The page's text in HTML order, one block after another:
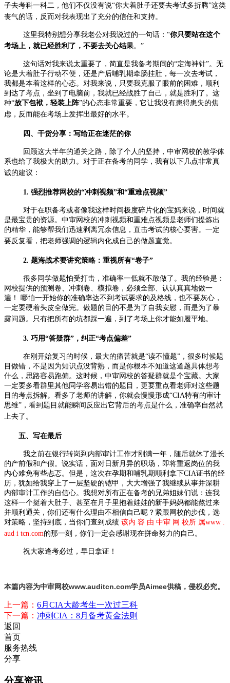
子去考科一科二，他们不仅没有说“你大着肚子还要去考试多折腾”这类
丧气的话，反而对我表现出了充分的信任和支持。
这里我特别想分享我老公对我说过的一句话：“你只要站在这个
考场上，就已经胜利了，不要去关心结果。 ”
这句话对我来说太重要了，简直是我备考期间的“定海神针”。无
论是大着肚子行动不便，还是产后哺乳期牵肠挂肚，每一次去考试，
我都是本着这样的心态。对我来说，只要我克服了眼前的困难，顺利
到达了考点，坐到了电脑前，我就已经战胜了自己，就是胜利了。这
种“放下包袱，轻装上阵”的心态非常重要，它让我没有患得患失的焦
虑，反而能在考场上发挥出最好的水平。
四、干货分享：写给正在迷茫的你
回顾这大半年的通关之路，除了个人的坚持，中审网校的教学体
系也给了我极大的助力。对于正在备考的同学，我有以下几点非常真
诚的建议：
1.强烈推荐网校的“冲刺视频”和“重难点视频”
对于在职备考或者像我这样时间极度碎片化的宝妈来说，时间就
是最宝贵的资源。中审网校的冲刺视频和重难点视频是老师们提炼出
的精华，能够帮我们迅速剥离冗余信息，直击考试的核心要害。一定
要反复看，把老师强调的逻辑内化成自己的做题直觉。
2.题海战术要讲究策略：重视所有“卷子”
很多同学做题怕受打击，准确率一低就不敢做了。我的经验是：
网校提供的预测卷、冲刺卷、模拟卷，必须全部、认认真真地做一
遍！ 哪怕一开始你的准确率达不到考试要求的及格线，也不要灰心，
一定要硬着头皮全做完。做题的目的不是为了自我安慰，而是为了暴
露问题。只有把所有的坑都踩一遍，到了考场上你才能如履平地。
3.巧用“答疑群”，纠正“考点偏差”
在刚开始复习的时候，最大的痛苦就是“读不懂题”，很多时候题
目做错，不是因为知识点没背熟，而是你根本不知道这道题具体想考
什么，思路容易跑偏。这时候，中审网校的答疑群就是个宝藏。大家
一定要多看群里其他同学容易出错的题目，更要重点看老师对这些题
目的考点拆解。看多了老师的讲解，你就会慢慢形成“CIA特有的审计
思维”，看到题目就能瞬间反应出它背后的考点是什么，准确率自然就
上去了。
五、写在最后
我之前在银行转岗到内部审计工作才刚满一年，随后就休了漫长
的产前假和产假。说实话，面对日新月异的职场，即将重返岗位的我
内心难免有些忐忑。但是，这次在孕期和哺乳期顺利拿下CIA证书的经
历，犹如给我穿上了一层坚硬的铠甲，大大增强了我继续从事并深耕
内部审计工作的自信心。我想对所有正在备考的兄弟姐妹们说：连我
这样一个挺着大肚子、甚至在月子里抱着娃娃的新手妈妈都能熬过来
并顺利通关，你们还有什么理由不相信自己呢？紧跟网校的步伐，选
对策略，坚持到底，当你们查到成绩 该内 容 由 中审 网 校所 属www .
aud i tcn.com的那一刻，你们一定会感谢现在拼命努力的自己。
祝大家逢考必过，早日拿证！
本篇内容为中审网校www.auditcn.com学员Aimee供稿，侵权必究。
上一篇： 6月CIA大龄考生一次过三科
下一篇： 冲刺CIA：8月备考黄金法则
返回
首页
服务热线
分享
分享资讯